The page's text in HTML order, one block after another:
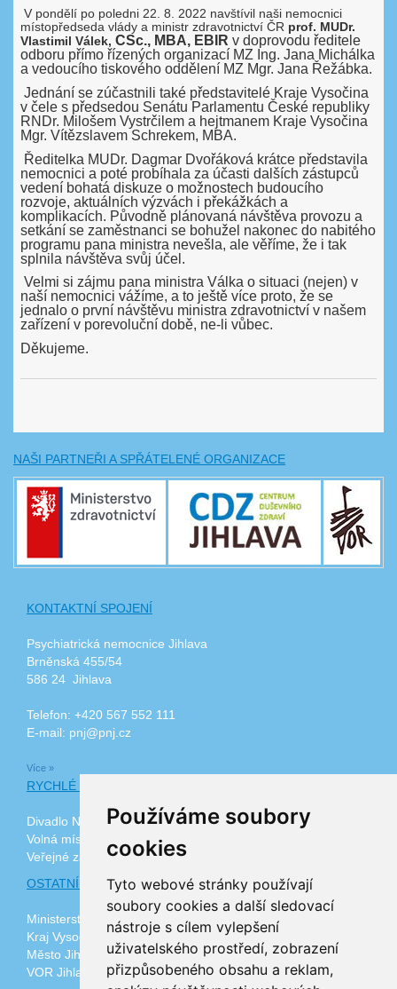
Používáme soubory
cookies
Tyto webové stránky používají
soubory cookies a další sledovací
nástroje s cílem vylepšení
uživatelského prostředí, zobrazení
přizpůsobeného obsahu a reklam,
V pondělí po poledni 22. 8. 2022 navštívil naši nemocnici
místopředseda vlády a ministr zdravotnictví ČR prof. MUDr.
Vlastimil Válek,CSc., MBA, EBIR v doprovodu ředitele
odboru přímo řízených organizací MZ Ing. Jana Michálka
a vedoucího tiskového oddělení MZ Mgr. Jana Řežábka.
Jednání se zúčastnili také představitelé Kraje Vysočina
v čele s předsedou Senátu Parlamentu České republiky
RNDr. Milošem Vystrčilem a hejtmanem Kraje Vysočina
Mgr. Vítězslavem Schrekem, MBA.
Ředitelka MUDr. Dagmar Dvořáková krátce představila
nemocnici a poté probíhala za účasti dalších zástupců
vedení bohatá diskuze o možnostech budoucího
rozvoje, aktuálních výzvách i překážkách a
komplikacích. Původně plánovaná návštěva provozu a
setkání se zaměstnanci se bohužel nakonec do nabitého
programu pana ministra nevešla, ale věříme, že i tak
splnila návštěva svůj účel.
Velmi si zájmu pana ministra Válka o situaci (nejen) v
naší nemocnici vážíme, a to ještě více proto, že se
jednalo o první návštěvu ministra zdravotnictví v našem
zařízení v porevoluční době, ne-li vůbec.
Děkujeme.
NAŠI PARTNEŘI A SPŘÁTELENÉ ORGANIZACE
KONTAKTNÍ SPOJENÍ
Psychiatrická nemocnice Jihlava
Brněnská 455/54
586 24 Jihlava
Telefon: +420 567 552 111
E-mail: pnj@pnj.cz
Více »
RYCHLÉ ODKAZY
Divadlo Na Kopečku
Volná místa
Veřejné zakázky
OSTATNÍ ODKAZY
Ministerstvo zdravotnictví ČR
Kraj Vysočina
Město Jihlava
VOR Jihlava, z.ú.